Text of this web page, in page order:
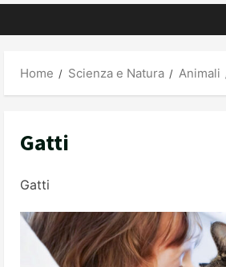
Home Scienza e Natura Animali
Gatti
Gatti